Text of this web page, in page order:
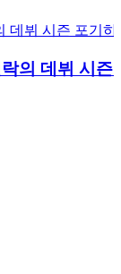
의 데뷔 시즌